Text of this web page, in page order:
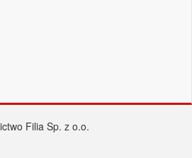
Filia Sp. z o.o.